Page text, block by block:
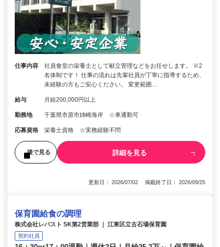
仕事内容
社員食堂の栄養士として献立管理などをお任せします。 ※2
名体制です！ 仕事の流れは先輩社員が丁寧に指導するため、
未経験の方もご安心ください。 変更範囲…
給与 月給200,000円以上
勤務地 千葉県市原市姉崎海岸 ☆車通勤可
応募資格 栄養士資格 ☆実務経験不問
後で見る 詳細を見る
更新日： 2026/07/02 掲載終了日： 2026/09/25
保育園給食の調理
株式会社レパスト SK第2営業部 ｜ 江東区立古石場保育園
契約社員